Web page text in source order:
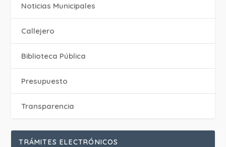
‎Noticias Municipales
Callejero
Biblioteca Pública
Presupuesto
Transparencia
TRÁMITES ELECTRÓNICOS